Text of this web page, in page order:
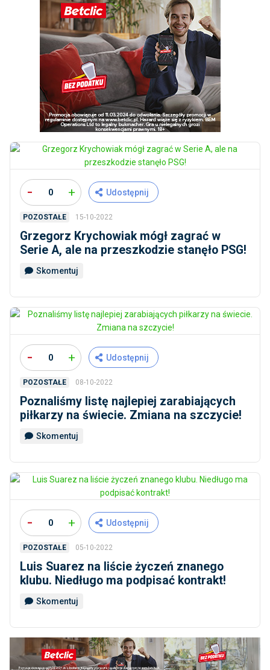
- 0 + Udostępnij
POZOSTAŁE 15-10-2022
Grzegorz Krychowiak mógł zagrać w
Serie A, ale na przeszkodzie stanęło PSG!
Skomentuj
- 0 + Udostępnij
POZOSTAŁE 08-10-2022
Poznaliśmy listę najlepiej zarabiających
piłkarzy na świecie. Zmiana na szczycie!
Skomentuj
- 0 + Udostępnij
POZOSTAŁE 05-10-2022
Luis Suarez na liście życzeń znanego
klubu. Niedługo ma podpisać kontrakt!
Skomentuj